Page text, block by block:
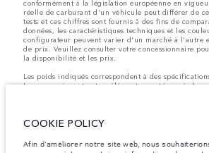
conformément å la législation européenne en
réelle de carburant d'un véhicule peut différer de
tests et ces chiffres sont fournis å des fins de
données, les caractéristiques techniques et les
configurateur peuvent varier d'un marché à l'autre
de prix. Veuillez consulter votre concessionnaire
la disponibilité et les prix.
Les poids indiqués correspondent à des
Les accessoires et autres éléments montés après le
et des carburants.
Remarque importante sur les images et les
mondiale de semi-conducteurs affecte actuellement
COOKIE POLICY
Afin d'améliorer notre site web, nous